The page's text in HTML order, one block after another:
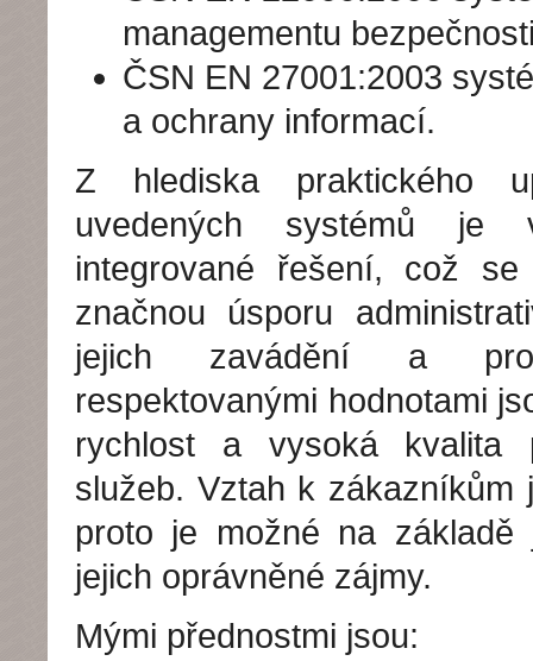
managementu
ČSN EN 27001:2003
a ochrany informací.
Z hlediska praktického
uvedených systémů je
integrované řešení, což
značnou úsporu
jejich zavádění a
respektovanými hodnotami
rychlost a vysoká kvalita
služeb. Vztah k zákazníkům
proto je možné na základě
jejich oprávněné zájmy.
Mými přednostmi jsou: